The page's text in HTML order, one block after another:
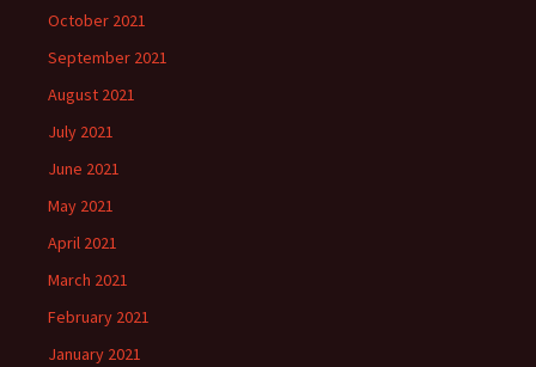
October 2021
September 2021
August 2021
July 2021
June 2021
May 2021
April 2021
March 2021
February 2021
January 2021